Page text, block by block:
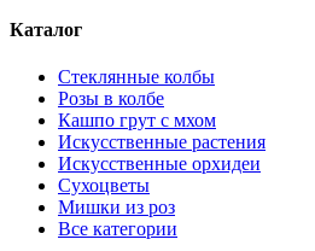
Каталог
Стеклянные колбы
Розы в колбе
Кашпо грут с мхом
Искусственные растения
Искусственные орхидеи
Сухоцветы
Мишки из роз
Все категории